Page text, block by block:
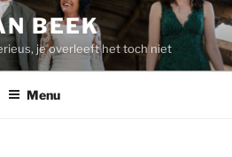
BEEK
je overleeft het toch niet
Menu